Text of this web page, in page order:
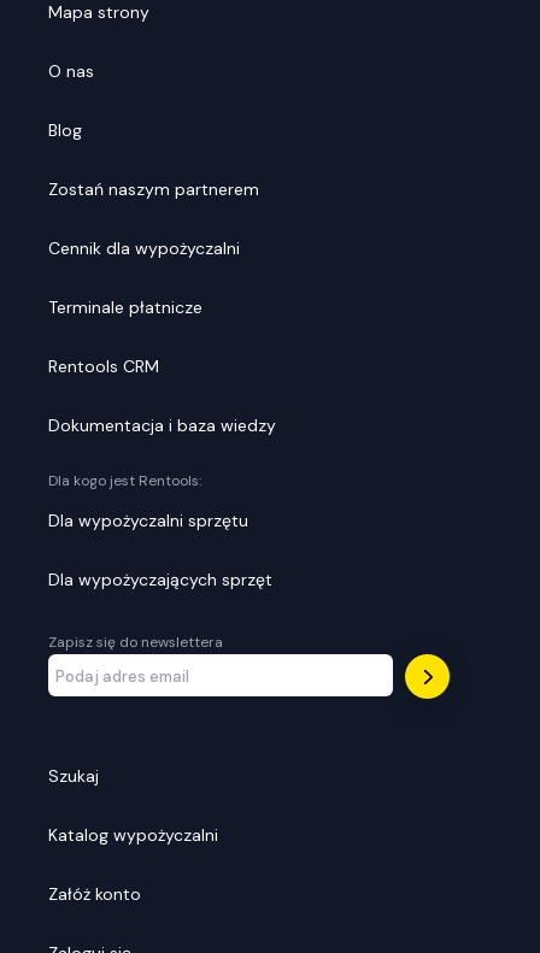
Mapa strony
O nas
Blog
Zostań naszym partnerem
Cennik dla wypożyczalni
Terminale płatnicze
Rentools CRM
Dokumentacja i baza wiedzy
Dla kogo jest Rentools:
Dla wypożyczalni sprzętu
Dla wypożyczających sprzęt
Zapisz się do newslettera
Szukaj
Katalog wypożyczalni
Załóż konto